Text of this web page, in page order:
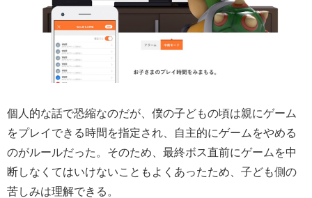
個人的な話で恐縮なのだが、僕の子どもの頃は親にゲーム
をプレイできる時間を指定され、自主的にゲームをやめる
のがルールだった。そのため、最終ボス直前にゲームを中
断しなくてはいけないこともよくあったため、子ども側の
苦しみは理解できる。